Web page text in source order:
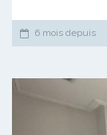
6 mois depuis